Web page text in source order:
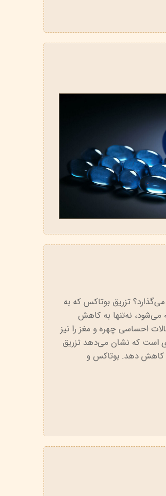
تزریق بوتاکس که به
نه‌تنها به کاهش
احساسی چهره و مغز را نیز
است که نشان می‌دهد تزریق
کاهش دهد. بوتاکس و